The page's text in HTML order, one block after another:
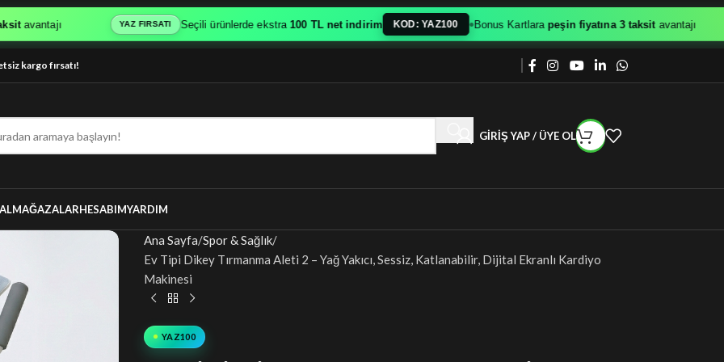
kargo fırsatı!
GIRIŞ YAP / ÜYE OL
MAĞAZALARHESABIMYARDIM
Ana Sayfa Spor & Sağlık
Ev Tipi Dikey Tırmanma Aleti 2 – Yağ Yakıcı, Sessiz, Katlanabilir, Dijital Ekranlı Kardiyo
Makinesi
YAZ100
YAZ FIRSATI Seçili ürünlerde ekstra100 TL net indirim KOD: YAZ100 •Bonus Kartlarapeşin fiyatına 3 taksitavantajı